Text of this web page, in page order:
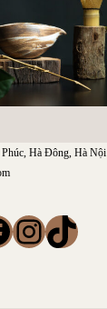
Hà Đông, Hà Nội
Instagram TikTok